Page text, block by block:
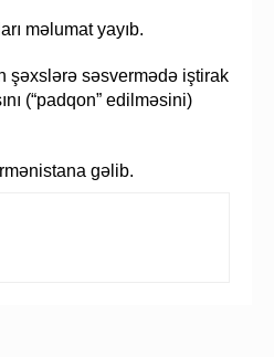
məlumat yayıb.
şəxslərə səsvermədə iştirak
(“padqon” edilməsini)
gəlib.